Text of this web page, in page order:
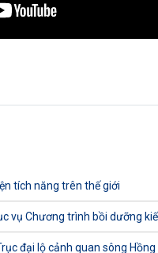
tích năng trên thế giới
vụ Chương trình bồi dưỡng
đại lộ cảnh quan sông Hồng